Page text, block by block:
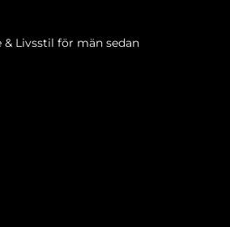
& Livsstil för män sedan